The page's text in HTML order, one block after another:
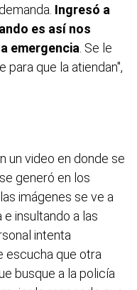
Ingresó a
es así nos
emergencia . Se le
para que la atiendan",
un video en donde se
generó en los
imágenes se ve a
insultando a las
intenta
escucha que otra
busque a la policía